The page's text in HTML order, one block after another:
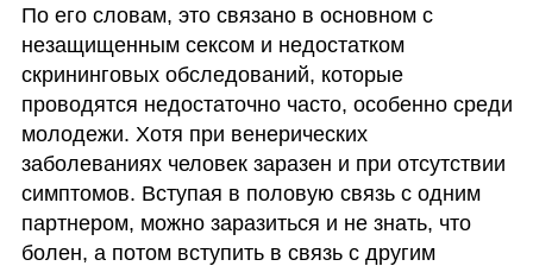
По его словам, это связано в основном с
незащищенным сексом и недостатком
скрининговых обследований, которые
проводятся недостаточно часто, особенно среди
молодежи. Хотя при венерических
заболеваниях человек заразен и при отсутствии
симптомов. Вступая в половую связь с одним
партнером, можно заразиться и не знать, что
болен, а потом вступить в связь с другим